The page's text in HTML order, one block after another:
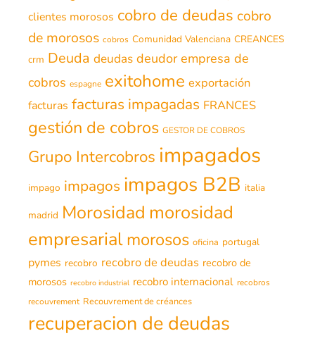
clientes morosos cobro de deudas cobro
de morosos cobros Comunidad Valenciana CREANCES
crm Deuda deudas deudor empresa de
cobros espagne exitohome exportación
facturas facturas impagadas FRANCES
gestión de cobros GESTOR DE COBROS
Grupo Intercobros impagados
impago impagos impagos B2B italia
madrid Morosidad morosidad
empresarialmorosos oficina portugal
pymes recobro recobro de deudas recobro de
morosos recobro industrial recobro internacional recobros
recouvrement Recouvrement de créances
recuperacion de deudas